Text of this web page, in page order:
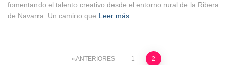
fomentando el talento creativo desde el entorno rural de la Ribera
de Navarra. Un camino que Leer más…
ANTERIORES 1 2